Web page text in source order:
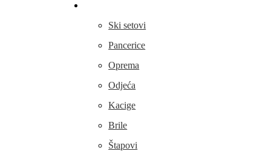
Ski setovi
Pancerice
Oprema
Odjeća
Kacige
Brile
Štapovi